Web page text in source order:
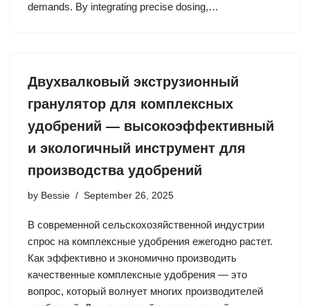
demands. By integrating precise dosing,…
Двухвалковый экструзионный
гранулятор для комплексных
удобрений — высокоэффективный
и экологичный инструмент для
производства удобрений
by Bessie September 26, 2025
В современной сельскохозяйственной индустрии
спрос на комплексные удобрения ежегодно растет.
Как эффективно и экономично производить
качественные комплексные удобрения — это
вопрос, который волнует многих производителей